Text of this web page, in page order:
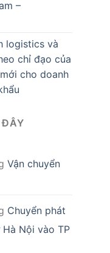
–
logistics và
chỉ đạo của
cho doanh
ĐÂY
Vận chuyển
Chuyển phát
Nội vào TP